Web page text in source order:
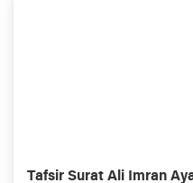
Tafsir Surat Ali Imran